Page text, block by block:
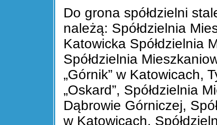
Do grona spółdzielni
należą: Spółdzielnia
Katowicka Spółdzielnia
Spółdzielnia
„Górnik” w Katowicach,
„Oskard”, Spółdzielnia
Dąbrowie Górniczej,
w Katowicach,